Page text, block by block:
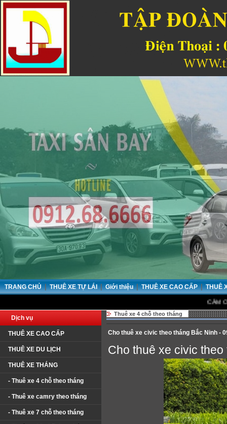
TRANG CHỦ | THUÊ XE TỰ LÁI | Giới thiệu | THUÊ XE CAO CẤP | THUÊ
CẢM ƠN QUÝ
Dịch vụ
THUÊ XE CAO CẤP
THUÊ XE DU LỊCH
THUÊ XE THÁNG
- Thuê xe 4 chỗ theo tháng
- Thuê xe camry theo tháng
- Thuê xe 7 chỗ theo tháng
Thuê xe 4 chỗ theo tháng
Cho thuê xe civic theo tháng Bắc Ninh -
Cho thuê xe civic